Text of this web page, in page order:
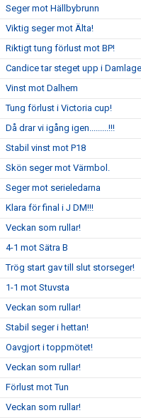
Seger mot Hällbybrunn
Viktig seger mot Älta!
Riktigt tung förlust mot BP!
Candice tar steget upp i
Vinst mot Dalhem
Tung förlust i Victoria cup!
Då drar vi igång igen.........!!!
Stabil vinst mot P18
Skön seger mot Värmbol.
Seger mot serieledarna
Klara för final i J DM!!!
Veckan som rullar!
4-1 mot Sätra B
Trög start gav till slut storseger!
1-1 mot Stuvsta
Veckan som rullar!
Stabil seger i hettan!
Oavgjort i toppmötet!
Veckan som rullar!
Förlust mot Tun
Veckan som rullar!